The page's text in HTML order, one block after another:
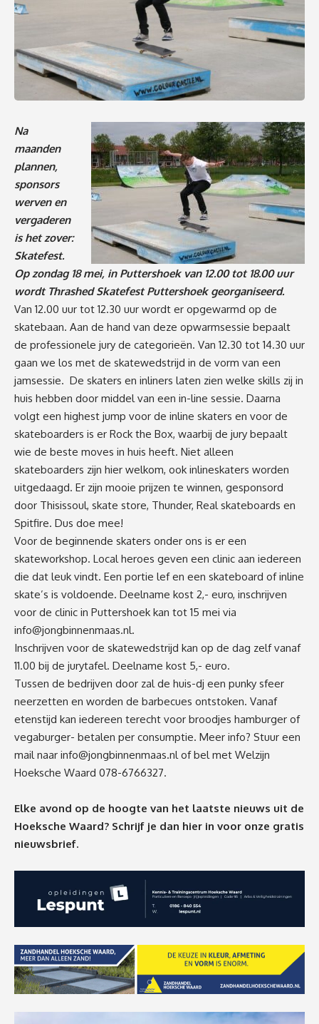
Na
maanden
plannen,
sponsors
werven en
vergaderen
is het zover:
Skatefest.
Op zondag 18 mei, in Puttershoek van 12.00 tot 18.00 uur
wordt Thrashed Skatefest Puttershoek georganiseerd.
Van 12.00 uur tot 12.30 uur wordt er opgewarmd op de
skatebaan. Aan de hand van deze opwarmsessie bepaalt
de professionele jury de categorieën. Van 12.30 tot 14.30 uur
gaan we los met de skatewedstrijd in de vorm van een
jamsessie. De skaters en inliners laten zien welke skills zij in
huis hebben door middel van een in-line sessie. Daarna
volgt een highest jump voor de inline skaters en voor de
skateboarders is er Rock the Box, waarbij de jury bepaalt
wie de beste moves in huis heeft. Niet alleen
skateboarders zijn hier welkom, ook inlineskaters worden
uitgedaagd. Er zijn mooie prijzen te winnen, gesponsord
door Thisissoul, skate store, Thunder, Real skateboards en
Spitfire. Dus doe mee!
Voor de beginnende skaters onder ons is er een
skateworkshop. Local heroes geven een clinic aan iedereen
die dat leuk vindt. Een portie lef en een skateboard of inline
skate’s is voldoende. Deelname kost 2,- euro, inschrijven
voor de clinic in Puttershoek kan tot 15 mei via
info@jongbinnenmaas.nl.
Inschrijven voor de skatewedstrijd kan op de dag zelf vanaf
11.00 bij de jurytafel. Deelname kost 5,- euro.
Tussen de bedrijven door zal de huis-dj een punky sfeer
neerzetten en worden de barbecues ontstoken. Vanaf
etenstijd kan iedereen terecht voor broodjes hamburger of
vegaburger- betalen per consumptie. Meer info? Stuur een
mail naar info@jongbinnenmaas.nl of bel met Welzijn
Hoeksche Waard 078-6766327.
Elke avond op de hoogte van het laatste nieuws uit de
Hoeksche Waard? Schrijf je dan hier in voor onze gratis
nieuwsbrief.